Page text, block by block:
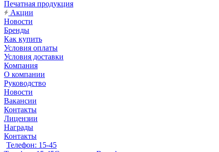
Печатная продукция
Акции
Новости
Бренды
Как купить
Условия оплаты
Условия доставки
Компания
О компании
Руководство
Новости
Вакансии
Контакты
Лицензии
Награды
Контакты
Телефон: 15-45